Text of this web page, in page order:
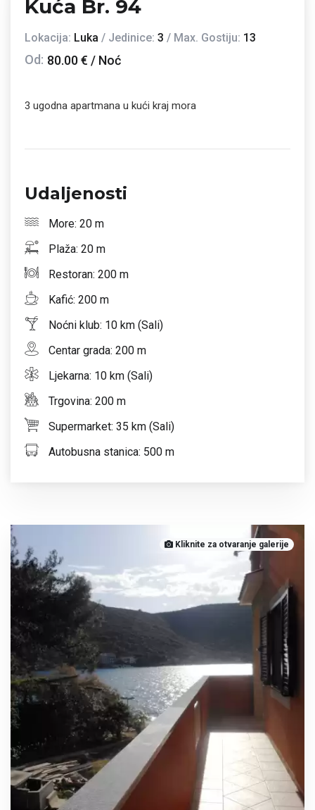
Kuća Br. 94
Lokacija: Luka / Jedinice: 3 / Max. Gostiju: 13
Od: 80.00 € / Noć
3 ugodna apartmana u kući kraj mora
Udaljenosti
More: 20 m
Plaža: 20 m
Restoran: 200 m
Kafić: 200 m
Noćni klub: 10 km (Sali)
Centar grada: 200 m
Ljekarna: 10 km (Sali)
Trgovina: 200 m
Supermarket: 35 km (Sali)
Autobusna stanica: 500 m
Kliknite za otvaranje galerije